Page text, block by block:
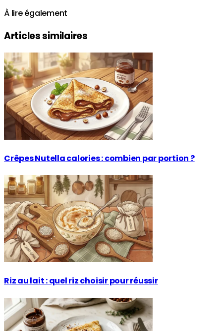
À lire également
Articles similaires
Crêpes Nutella calories : combien par portion ?
Riz au lait : quel riz choisir pour réussir